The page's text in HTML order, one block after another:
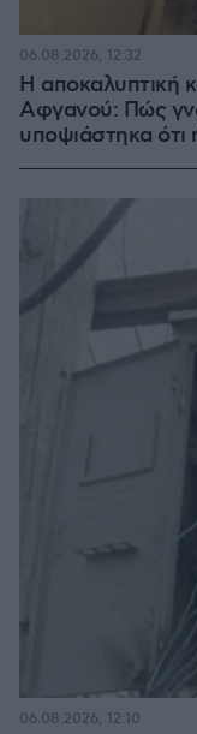
Η αποκαλυπτική
Αφγανού: Πώς
υποψιάστηκα ότι
06.08.2026, 12:32
06.08.2026, 12:10